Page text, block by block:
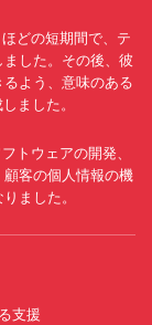
どの短期間で、テ
した。その後、彼
よう、意味のある
ました。
トウェアの開発、
客の個人情報の機
ました。
支援